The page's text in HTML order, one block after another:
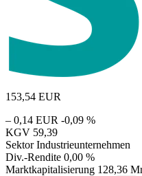
153,54 EUR
– 0,14 EUR -0,09 %
KGV 59,39
Sektor Industrieunternehmen
Div.-Rendite 0,00 %
Marktkapitalisierung 128,36